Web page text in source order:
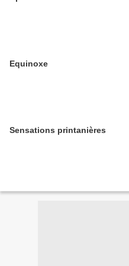
Equinoxe
Sensations printanières